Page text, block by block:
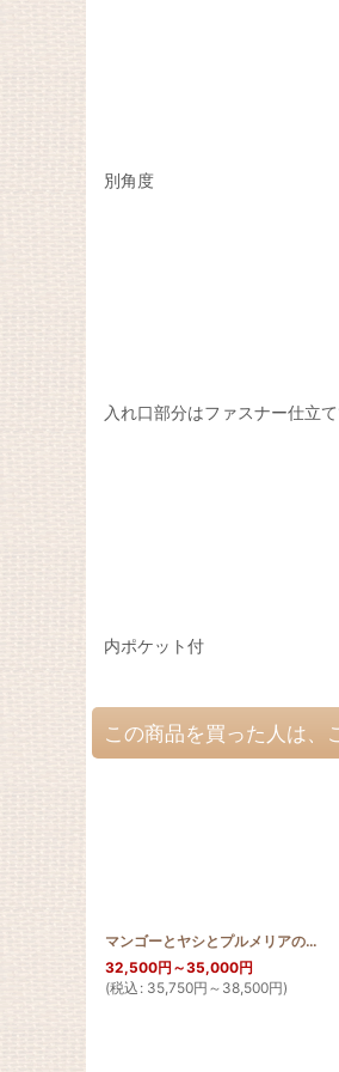
別角度
入れ口部分はファスナー仕立
内ポケット付
この商品を買った人は、
マンゴーとヤシとプルメリアのタペストリー150cm×200cm
32,500円 ～35,000円
(税込 : 35,750円 ～38,500円)